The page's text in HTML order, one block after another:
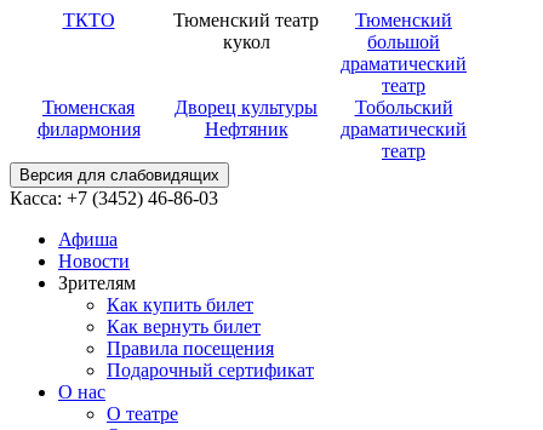
ТКТО
Тюменский театр
кукол
Тюменский
большой
драматический
театр
Тюменская
филармония
Дворец культуры
Нефтяник
Тобольский
драматический
театр
Версия для слабовидящих
Касса: +7 (3452) 46-86-03
Афиша
Новости
Зрителям
Как купить билет
Как вернуть билет
Правила посещения
Подарочный сертификат
О нас
О театре